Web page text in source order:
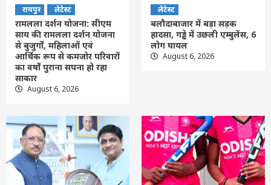
रायपुर
लेटेस्ट
रामलला दर्शन योजना: सीएम
साय की रामलला दर्शन योजना
से बुजुर्गों, महिलाओं एवं
आर्थिक रूप से कमजोर परिवारों
का वर्षों पुराना सपना हो रहा
साकार
August 6, 2026
लेटेस्ट
बलौदाबाजार में बड़ा सड़क
हादसा, गड्ढे में उछली एम्बुलेंस, 6
लोग घायल
August 6, 2026